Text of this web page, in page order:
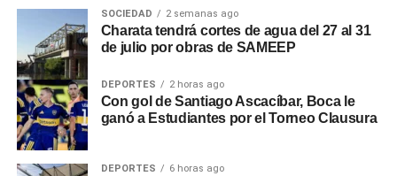
SOCIEDAD 2 semanas ago
Charata tendrá cortes de agua del 27 al 31
de julio por obras de SAMEEP
DEPORTES 2 horas ago
Con gol de Santiago Ascacíbar, Boca le
ganó a Estudiantes por el Torneo Clausura
DEPORTES 6 horas ago